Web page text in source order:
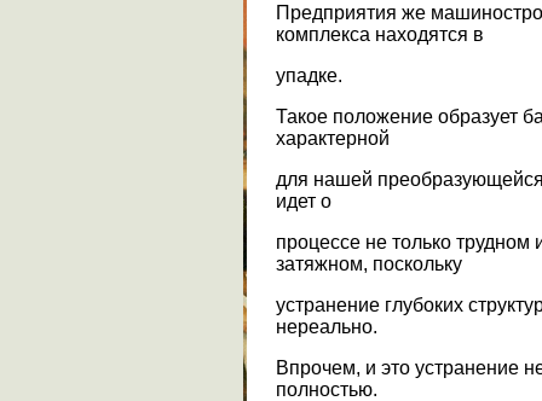
Предприятия же
комплекса находятся в
упадке.
Такое положение образует
характерной
для нашей
идет о
процессе не только
затяжном, поскольку
устранение глубоких
нереально.
Впрочем, и это устранение
полностью.